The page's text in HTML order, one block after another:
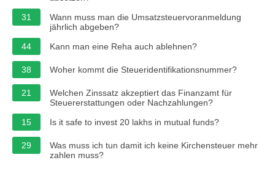
31
Wann muss man die Umsatzsteuervoranmeldung
jährlich abgeben?
44
Kann man eine Reha auch ablehnen?
38 Woher kommt die Steueridentifikationsnummer?
21
Welchen Zinssatz akzeptiert das Finanzamt für
Steuererstattungen oder Nachzahlungen?
15
Is it safe to invest 20 lakhs in mutual funds?
29
Was muss ich tun damit ich keine Kirchensteuer mehr
zahlen muss?